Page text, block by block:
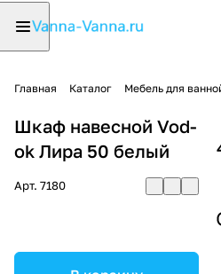
Главная Каталог Мебель для
Шкаф навесной Vod-
ok Лира 50 белый
Арт. 7180